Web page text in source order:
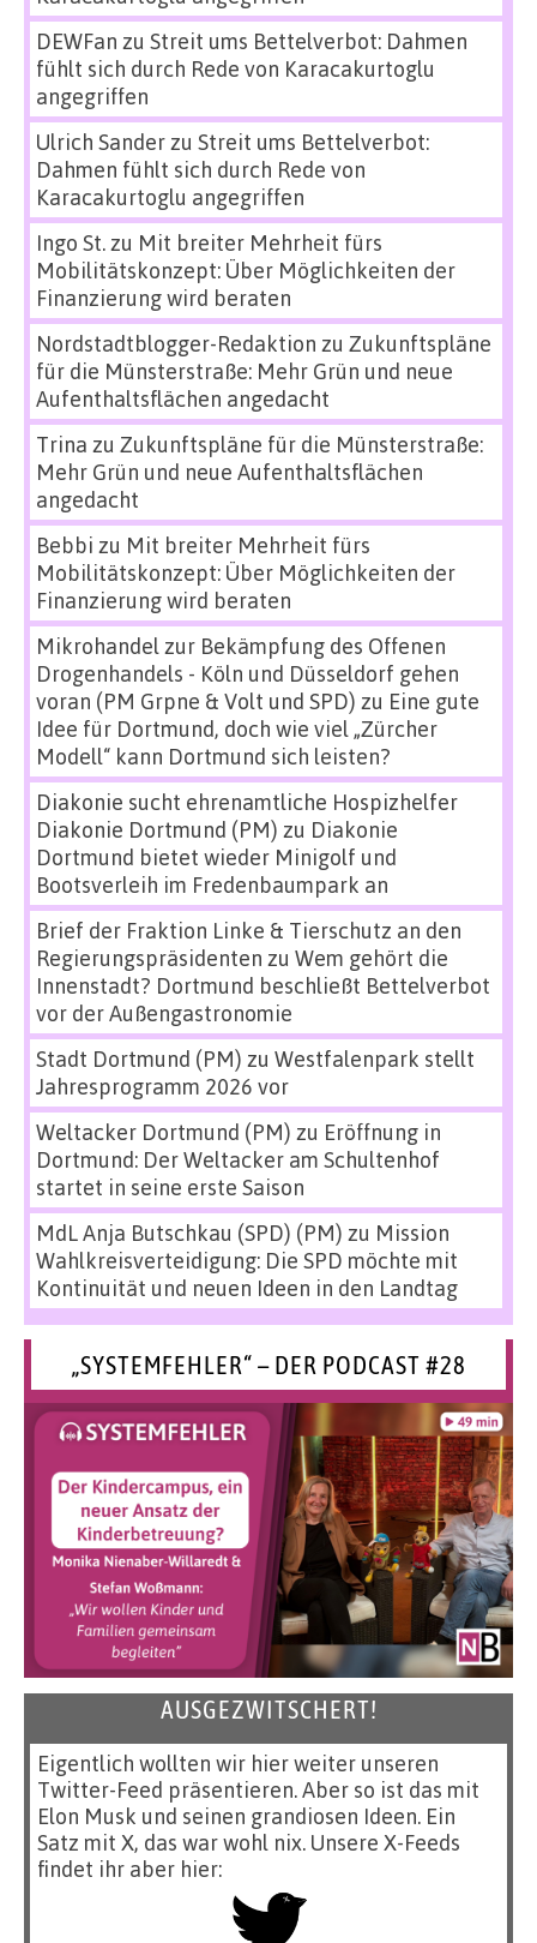
DEWFan zu Streit ums Bettelverbot: Dahmen
fühlt sich durch Rede von Karacakurtoglu
angegriffen
Ulrich Sanderzu Streit ums Bettelverbot:
Dahmen fühlt sich durch Rede von
Karacakurtoglu angegriffen
Ingo St.zu Mit breiter Mehrheit fürs
Mobilitätskonzept: Über Möglichkeiten der
Finanzierung wird beraten
Nordstadtblogger-Redaktion zu Zukunftspläne
für die Münsterstraße: Mehr Grün und neue
Aufenthaltsflächen angedacht
Trina zu Zukunftspläne für die Münsterstraße:
Mehr Grün und neue Aufenthaltsflächen
angedacht
Bebbi zu Mit breiter Mehrheit fürs
Mobilitätskonzept: Über Möglichkeiten der
Finanzierung wird beraten
Mikrohandel zur Bekämpfung des Offenen
Drogenhandels - Köln und Düsseldorf gehen
voran (PM Grpne & Volt und SPD) zu Eine gute
Idee für Dortmund, doch wie viel „Zürcher
Modell“ kann Dortmund sich leisten?
Diakonie sucht ehrenamtliche Hospizhelfer
Diakonie Dortmund (PM) zu Diakonie
Dortmund bietet wieder Minigolf und
Bootsverleih im Fredenbaumpark an
Brief der Fraktion Linke & Tierschutz an den
Regierungspräsidenten zu Wem gehört die
Innenstadt? Dortmund beschließt Bettelverbot
vor der Außengastronomie
Stadt Dortmund (PM) zu Westfalenpark stellt
Jahresprogramm 2026 vor
Weltacker Dortmund (PM) zu Eröffnung in
Dortmund: Der Weltacker am Schultenhof
startet in seine erste Saison
MdL Anja Butschkau (SPD) (PM) zu Mission
Wahlkreisverteidigung: Die SPD möchte mit
Kontinuität und neuen Ideen in den Landtag
„SYSTEMFEHLER“ – DER PODCAST #28
AUSGEZWITSCHERT!
Eigentlich wollten wir hier weiter unseren
Twitter-Feed präsentieren. Aber so ist das mit
Elon Musk und seinen grandiosen Ideen. Ein
Satz mit X, das war wohl nix. Unsere X-Feeds
findet ihr aber hier: